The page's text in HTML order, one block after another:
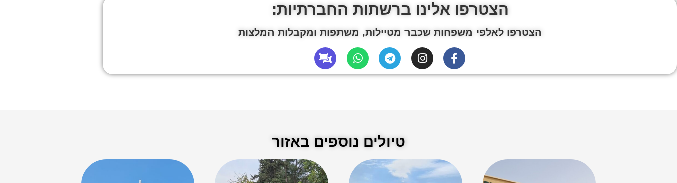
הצטרפו אלינו ברשתות החברתיות:
הצטרפו לאלפי משפחות שכבר מטיילות, משתפות ומקבלות המלצות
טיולים נוספים באזור